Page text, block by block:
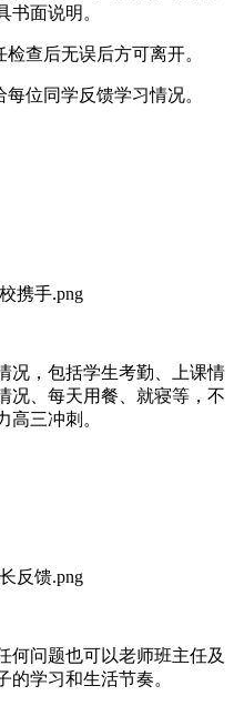
书面说明。
查后无误后方可离开。
位同学反馈学习情况。
况，包括学生考勤、上课情
况、每天用餐、就寝等，不
高三冲刺。
何问题也可以老师班主任及
的学习和生活节奏。